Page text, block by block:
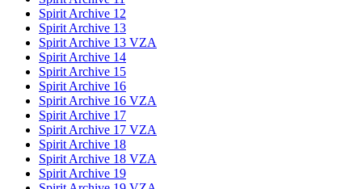
Spirit Archive 12
Spirit Archive 13
Spirit Archive 13 VZA
Spirit Archive 14
Spirit Archive 15
Spirit Archive 16
Spirit Archive 16 VZA
Spirit Archive 17
Spirit Archive 17 VZA
Spirit Archive 18
Spirit Archive 18 VZA
Spirit Archive 19